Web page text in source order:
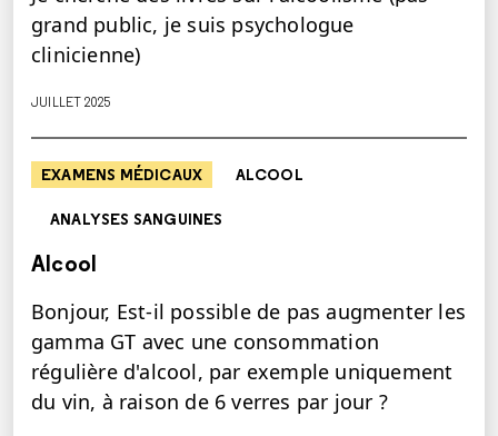
grand public, je suis psychologue
clinicienne)
JUILLET 2025
EXAMENS MÉDICAUX ALCOOL
ANALYSES SANGUINES
Alcool
Bonjour, Est-il possible de pas augmenter les
gamma GT avec une consommation
régulière d'alcool, par exemple uniquement
du vin, à raison de 6 verres par jour ?